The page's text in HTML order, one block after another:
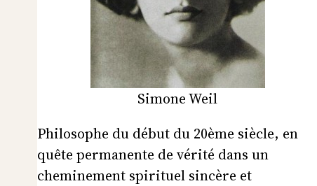
Simone Weil
Philosophe du début du 20ème siècle, en
quête permanente de vérité dans un
cheminement spirituel sincère et